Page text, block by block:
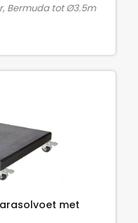
Bermuda tot Ø3.5m
met